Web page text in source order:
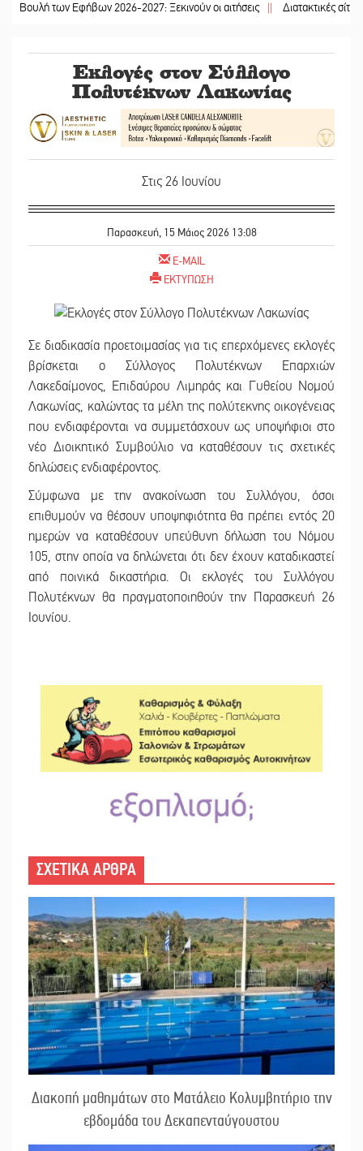
των Εφήβων 2026-2027: Ξεκινούν οι αιτήσεις || Διατακτικές σίτισης:
Εκλογές στον Σύλλογο
Πολυτέκνων Λακωνίας
Στις 26 Ιουνίου
Παρασκευή, 15 Μάιος 2026 13:08
E-MAIL
ΕΚΤΥΠΩΣΗ
Σε διαδικασία προετοιμασίας για τις επερχόμενες εκλογές
βρίσκεται ο Σύλλογος Πολυτέκνων Επαρχιών
Λακεδαίμονος, Επιδαύρου Λιμηράς και Γυθείου Νομού
Λακωνίας, καλώντας τα μέλη της πολύτεκνης οικογένειας
που ενδιαφέρονται να συμμετάσχουν ως υποψήφιοι στο
νέο Διοικητικό Συμβούλιο να καταθέσουν τις σχετικές
δηλώσεις ενδιαφέροντος.
Σύμφωνα με την ανακοίνωση του Συλλόγου, όσοι
επιθυμούν να θέσουν υποψηφιότητα θα πρέπει εντός 20
ημερών να καταθέσουν υπεύθυνη δήλωση του Νόμου
105, στην οποία να δηλώνεται ότι δεν έχουν καταδικαστεί
από ποινικά δικαστήρια. Οι εκλογές του Συλλόγου
Πολυτέκνων θα πραγματοποιηθούν την Παρασκευή 26
Ιουνίου.
ΣΧΕΤΙΚΑ ΑΡΘΡΑ
Διακοπή μαθημάτων στο Ματάλειο Κολυμβητήριο την
εβδομάδα του Δεκαπενταύγουστου